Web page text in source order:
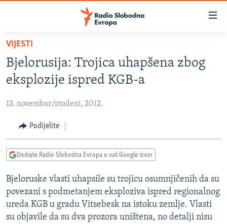
Pređite
glavni
sadržaj
Pređite
na
navigaciju
Pređite
na
VIJESTI
BOSNA I HERCEGOVINA
SRBIJA
KOSOVO
CRNA GORA
VIDEO
FOTOGALERIJE
INFOGRAFIKE
PODCASTI
RAT U UKRAJINI
KINA NA BALKANU
RSE PRIČE IZ SVIJETA
VIJESTI
Bjelorusija: Trojica uhapšena zbog
eksplozije ispred KGB-a
12. novembar/studeni, 2012.
Podijelite
Dodajte Radio Slobodna Evropa u vaš Google izvor
Bjeloruske vlasti uhapsile su trojicu osumnjičenih da su
povezani s podmetanjem eksploziva ispred regionalnog
ureda KGB u gradu Vitsebesk na istoku zemlje. Vlasti
su objavile da su dva prozora uništena, no detalji nisu